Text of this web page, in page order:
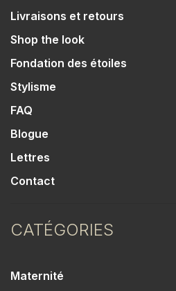
Livraisons et retours
Shop the look
Fondation des étoiles
Stylisme
FAQ
Blogue
Lettres
Contact
CATÉGORIES
Maternité